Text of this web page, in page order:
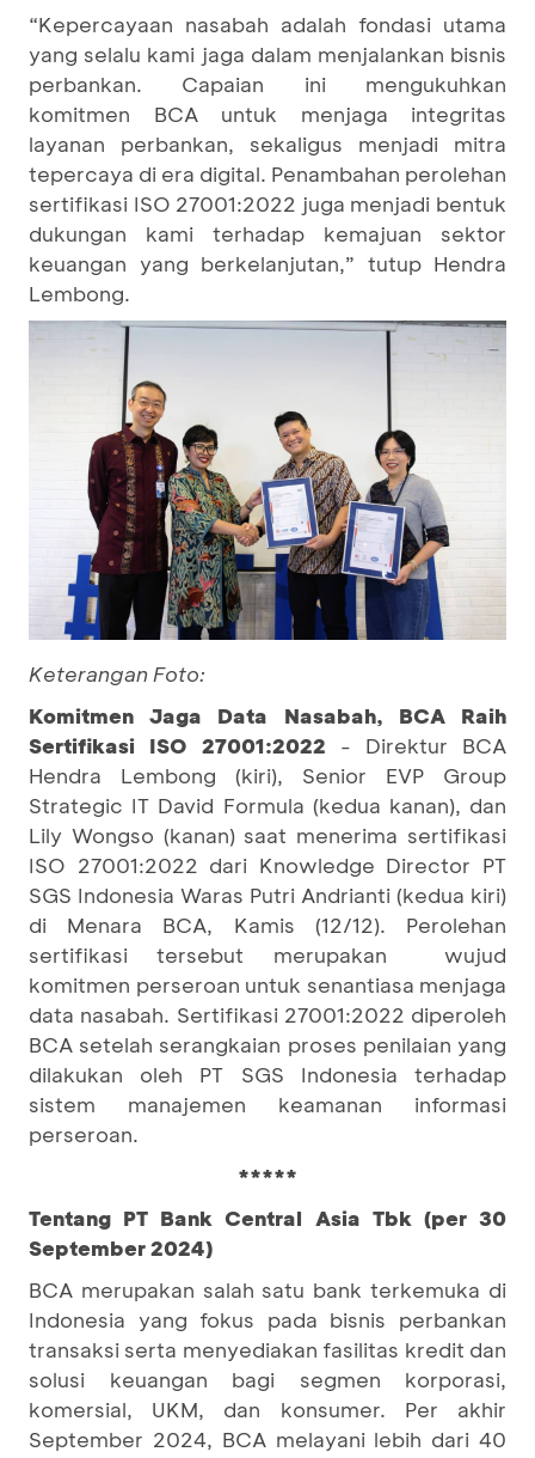
“Kepercayaan nasabah adalah fondasi utama
yang selalu kami jaga dalam menjalankan bisnis
perbankan. Capaian ini mengukuhkan
komitmen BCA untuk menjaga integritas
layanan perbankan, sekaligus menjadi mitra
tepercaya di era digital. Penambahan perolehan
sertifikasi ISO 27001:2022 juga menjadi bentuk
dukungan kami terhadap kemajuan sektor
keuangan yang berkelanjutan,” tutup Hendra
Lembong.
Keterangan Foto:
Komitmen Jaga Data Nasabah, BCA Raih
Sertifikasi ISO 27001:2022 - Direktur BCA
Hendra Lembong (kiri), Senior EVP Group
Strategic IT David Formula (kedua kanan), dan
Lily Wongso (kanan) saat menerima sertifikasi
ISO 27001:2022 dari Knowledge Director PT
SGS Indonesia Waras Putri Andrianti (kedua kiri)
di Menara BCA, Kamis (12/12). Perolehan
sertifikasi tersebut merupakan wujud
komitmen perseroan untuk senantiasa menjaga
data nasabah. Sertifikasi 27001:2022 diperoleh
BCA setelah serangkaian proses penilaian yang
dilakukan oleh PT SGS Indonesia terhadap
sistem manajemen keamanan informasi
perseroan.
*****
Tentang PT Bank Central Asia Tbk (per 30
September 2024)
BCA merupakan salah satu bank terkemuka di
Indonesia yang fokus pada bisnis perbankan
transaksi serta menyediakan fasilitas kredit dan
solusi keuangan bagi segmen korporasi,
komersial, UKM, dan konsumer. Per akhir
September 2024, BCA melayani lebih dari 40